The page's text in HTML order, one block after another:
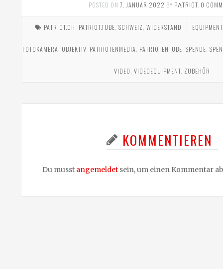
POSTED ON 7. JANUAR 2022 BY PΛTRIOT. 0
PATRIOT.CH PATRIOT.TUBE SCHWEIZ WIDERSTAND EQUIPMENT
FOTOKAMERA OBJEKTIV PATRIOTENMEDIA PATRIOTENTUBE ,SPENDE ,
VIDEO ,VIDEOEQUIPMENT ZUBEHÖR
KOMMENTIEREN
Du musst angemeldet sein, um einen Kommentar